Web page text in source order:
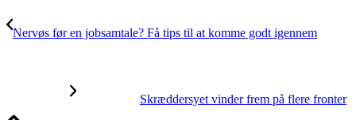
Nervøs før en jobsamtale? Få tips til at komme godt igennem
Skræddersyet vinder frem på flere fronter